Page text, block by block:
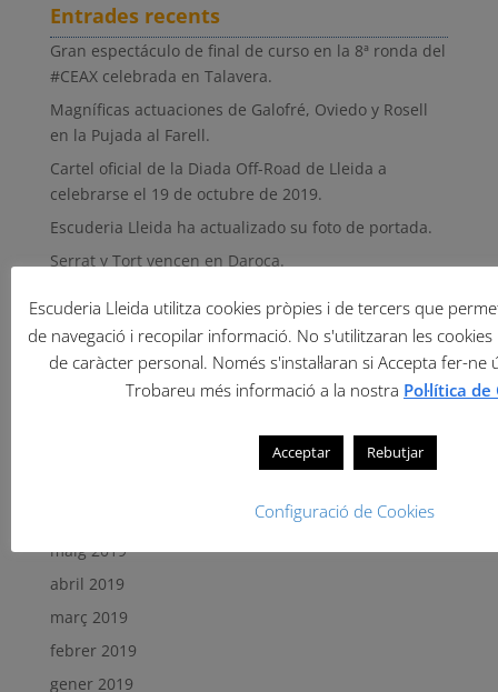
Entrades recents
Gran espectáculo de final de curso en la 8ª ronda del
#CEAX celebrada en Talavera.
Magníficas actuaciones de Galofré, Oviedo y Rosell
en la Pujada al Farell.
Cartel oficial de la Diada Off-Road de Lleida a
celebrarse el 19 de octubre de 2019.
Escuderia Lleida ha actualizado su foto de portada.
Serrat y Tort vencen en Daroca.
Comentaris recents
maig 2019
abril 2019
març 2019
febrer 2019
gener 2019
Escuderia Lleida utilitza cookies pròpies i de tercers que
de navegació i recopilar informació. No s'utilitzaran les
de caràcter personal. Només s'instal·laran si Accepta fer-ne
Trobareu més informació a la nostra Pol·lítica
Acceptar Rebutjar
Configuració de Cookies